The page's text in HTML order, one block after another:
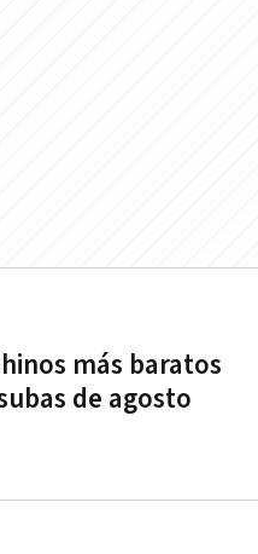
más baratos
de agosto